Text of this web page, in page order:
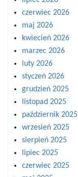
czerwiec 2026
maj 2026
kwiecień 2026
marzec 2026
luty 2026
styczeń 2026
grudzień 2025
listopad 2025
październik 2025
wrzesień 2025
sierpień 2025
lipiec 2025
czerwiec 2025